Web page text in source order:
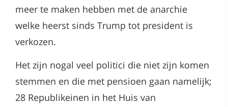
meer te maken hebben met de anarchie
welke heerst sinds Trump tot president is
verkozen.
Het zijn nogal veel politici die niet zijn komen
stemmen en die met pensioen gaan namelijk;
28 Republikeinen in het Huis van